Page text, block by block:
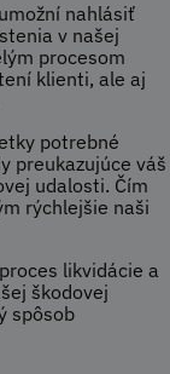
nahlásiť
v našej
procesom
klienti, ale aj
potrebné
preukazujúce váš
udalosti. Čím
rýchlejšie naši
likvidácie a
škodovej
spôsob